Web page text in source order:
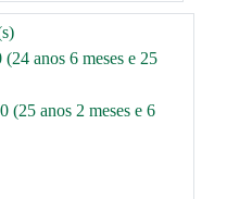
anos 6 meses e 25
(25 anos 2 meses e 6